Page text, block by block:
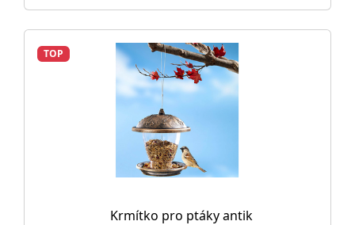
TOP
Krmítko pro ptáky antik